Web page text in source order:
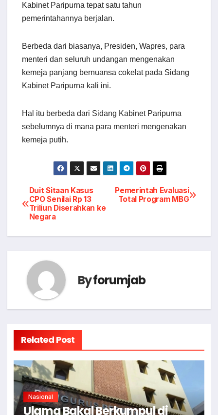
Kabinet Paripurna tepat satu tahun
pemerintahannya berjalan.
‎Berbeda dari biasanya, Presiden, Wapres, para
menteri dan seluruh undangan mengenakan
kemeja panjang bernuansa cokelat pada Sidang
Kabinet Paripurna kali ini.
‎Hal itu berbeda dari Sidang Kabinet Paripurna
sebelumnya di mana para menteri mengenakan
kemeja putih.
Post
navigation
Pemerintah Evaluasi
Total Program MBG
Duit Sitaan Kasus
CPO Senilai Rp 13
Triliun Diserahkan ke
Negara
Byforumjab
Related Post
Nasional
Ulama Bakal Berkumpul di